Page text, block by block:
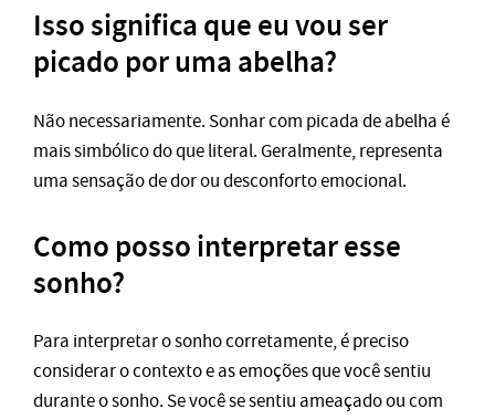
Isso significa que eu vou ser
picado por uma abelha?
Não necessariamente. Sonhar com picada de abelha é
mais simbólico do que literal. Geralmente, representa
uma sensação de dor ou desconforto emocional.
Como posso interpretar esse
sonho?
Para interpretar o sonho corretamente, é preciso
considerar o contexto e as emoções que você sentiu
durante o sonho. Se você se sentiu ameaçado ou com